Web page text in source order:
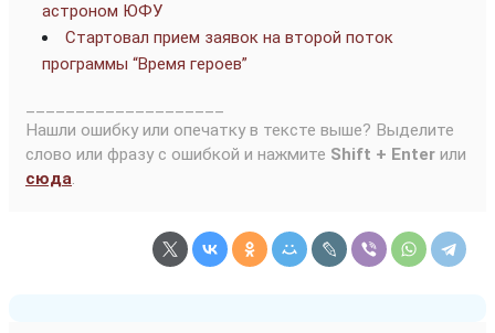
астроном ЮФУ
Стартовал прием заявок на второй поток
программы “Время героев”
Нашли ошибку или опечатку в тексте выше? Выделите
слово или фразу с ошибкой и нажмите Shift + Enter или
сюда.